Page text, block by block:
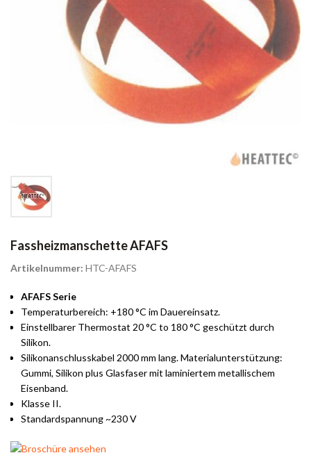
Fassheizmanschette AFAFS
Artikelnummer: HTC-AFAFS
AFAFS Serie
Temperaturbereich: +180 °C im Dauereinsatz.
Einstellbarer Thermostat 20 °C to 180 °C geschützt durch
Silikon.
Silikonanschlusskabel 2000 mm lang. Materialunterstützung:
Gummi, Silikon plus Glasfaser mit laminiertem metallischem
Eisenband.
Klasse II.
Standardspannung ~230 V